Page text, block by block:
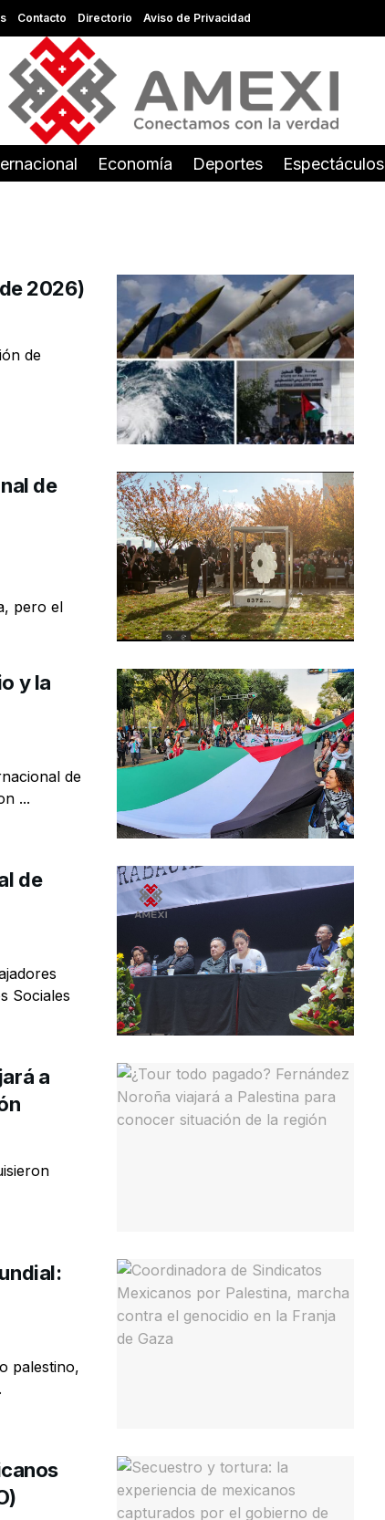
Contacto Directorio Aviso de Privacidad
Economía Deportes Espectáculos
2026)
de
de
pero el
y la
de
...
de
Sociales
a
palestino,